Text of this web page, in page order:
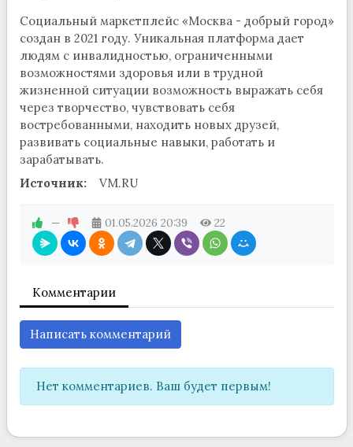
Социальный маркетплейс «Москва - добрый город»
создан в 2021 году. Уникальная платформа дает
людям с инвалидностью, ограниченными
возможностями здоровья или в трудной
жизненной ситуации возможность выражать себя
через творчество, чувствовать себя
востребованными, находить новых друзей,
развивать социальные навыки, работать и
зарабатывать.
Источник:
VM.RU
— 01.05.2026 20:39 22
Комментарии
Написать комментарий
Нет комментариев. Ваш будет первым!